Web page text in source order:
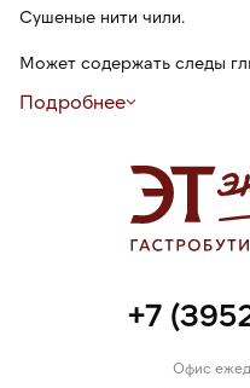
Сушеные нити чили.
Может содержать следы
Подробнее
+7
Офис